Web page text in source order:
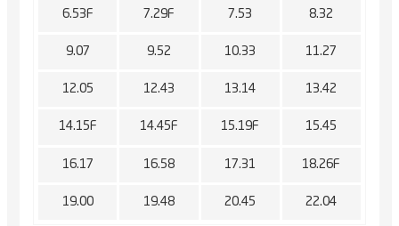
6.53F 7.29F 7.53 8.32
9.07 9.52 10.33 11.27
12.05 12.43 13.14 13.42
14.15F 14.45F 15.19F 15.45
16.17 16.58 17.31 18.26F
19.00 19.48 20.45 22.04